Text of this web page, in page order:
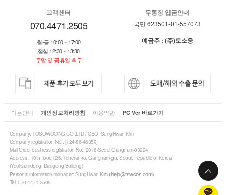
고객센터
070.4471.2505
월-금 10:00 ~ 17:00
점심 12:30 ~ 13:30
주말 및 공휴일 휴무
무통장 입금안내
국민 623501-01-557073
예금주 : (주)토소웅
이용안내 | 개인정보처리방침 | 이용약관 | PC Ver 바로가기
Company: TOSOWOONG CO.,LTD / CEO: SungHwan Kim
Company registration No.: [124-86-46359]
Mail Order business registration No.: 2018-Seoul Gangnam-03224
Address : 10th floor, 126, Teheran-ro, Gangnam-gu, Seoul, Republic of Korea
(Yeoksamdong, Daegong Building)
Personal information manager: SungHwan Kim (help@tswcos.com)
Tel: 070-4471-2505